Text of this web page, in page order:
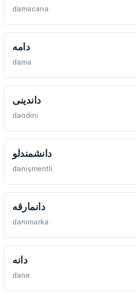
damacana
دامه
dama
داندينی
dandini
دانشمندلو
danişmentli
دانمارقه
danimarka
دانه
dane